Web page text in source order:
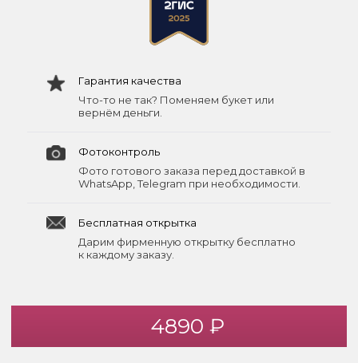
Гарантия качества
Что-то не так? Поменяем букет или
вернём деньги.
Фотоконтроль
Фото готового заказа перед доставкой в
WhatsApp, Telegram при необходимости.
Бесплатная открытка
Дарим фирменную открытку бесплатно
к каждому заказу.
4890 ₽